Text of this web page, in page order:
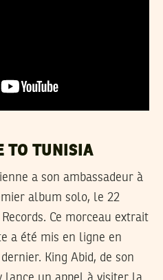
TO TUNISIA
a son ambassadeur à
album solo, le 22
Ce morceau extrait
a été mis en ligne en
King Abid, de son